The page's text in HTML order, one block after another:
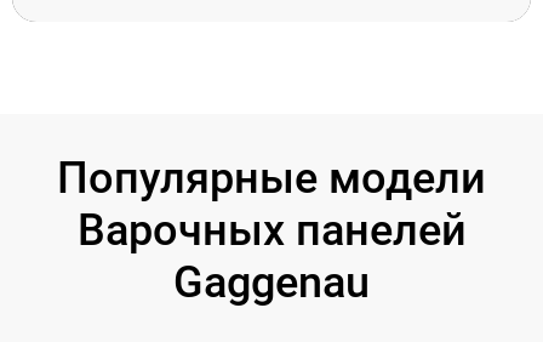
Популярные модели
Варочных панелей
Gaggenau